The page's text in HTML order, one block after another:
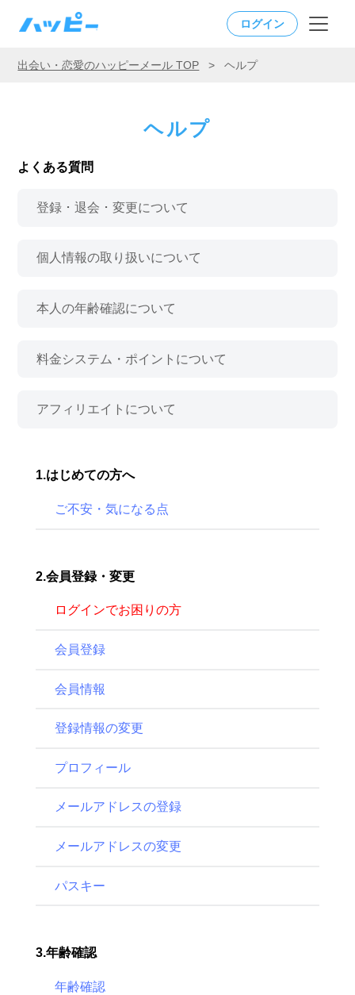
ログイン
出会い・恋愛のハッピーメール TOP > ヘルプ
ヘルプ
よくある質問
登録 ･ 退会 ･ 変更について
個人情報の取り扱いについて
本人の年齢確認について
料金システム・ポイントについて
アフィリエイトについて
1.はじめての方へ
ご不安・気になる点
2.会員登録・変更
ログインでお困りの方
会員登録
会員情報
登録情報の変更
プロフィール
メールアドレスの登録
メールアドレスの変更
パスキー
3.年齢確認
年齢確認